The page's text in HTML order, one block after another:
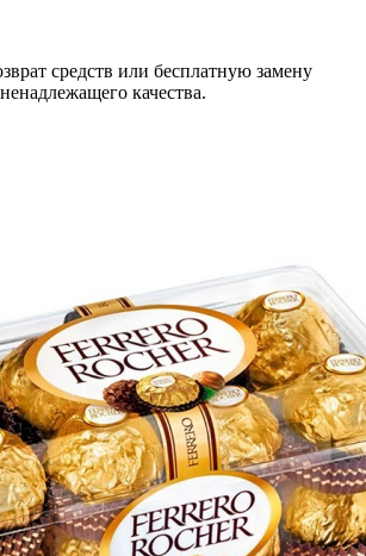
средств или бесплатную замену
качества.